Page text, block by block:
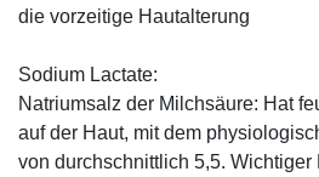
die vorzeitige Hautalterung
Sodium Lactate:
Natriumsalz der Milchsäure: Hat
auf der Haut, mit dem
von durchschnittlich 5,5. Wichtiger